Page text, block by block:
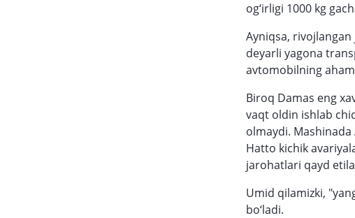
og‘irligi 1000 kg
Ayniqsa,
deyarli yagona
avtomobilning
Biroq Damas eng
vaqt oldin ishlab
olmaydi. Mashinada
Hatto kichik
jarohatlari qayd
Umid qilamizki,
bo‘ladi.